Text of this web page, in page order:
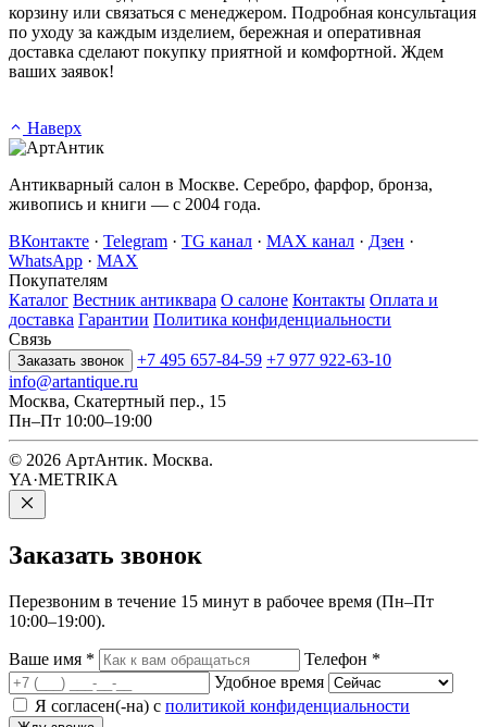
корзину или связаться с менеджером. Подробная консультация
по уходу за каждым изделием, бережная и оперативная
доставка сделают покупку приятной и комфортной. Ждем
ваших заявок!
Наверх
Антикварный салон в Москве. Серебро, фарфор, бронза,
живопись и книги — с 2004 года.
ВКонтакте · Telegram · TG канал · MAX канал · Дзен ·
WhatsApp · MAX
Покупателям
Каталог Вестник антиквара О салоне Контакты Оплата и
доставка Гарантии Политика конфиденциальности
Связь
Заказать звонок +7 495 657-84-59 +7 977 922-63-10
info@artantique.ru
Москва, Скатертный пер., 15
Пн–Пт 10:00–19:00
© 2026 АртАнтик. Москва.
YA·METRIKA
Заказать звонок
Перезвоним в течение 15 минут в рабочее время (Пн–Пт
10:00–19:00).
Ваше имя * Телефон *
Удобное время
Я согласен(-на) с политикой конфиденциальности